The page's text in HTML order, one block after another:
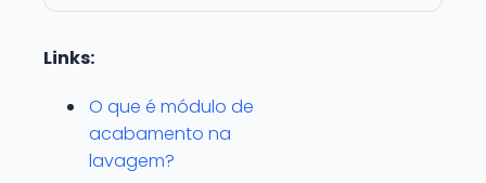
Links:
O que é módulo de
acabamento na
lavagem?